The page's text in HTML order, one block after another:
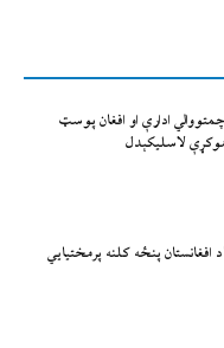
ادارې او افغان پوسټ
لاسلیکېدل
پنځه کلنه پرمختیايي